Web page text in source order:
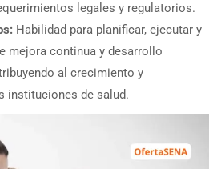
legales y regulatorios.
Habilidad para planificar, ejecutar y
mejora continua y desarrollo
al crecimiento y
instituciones de salud.